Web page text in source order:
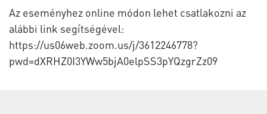
Az eseményhez online módon lehet csatlakozni az
alábbi link segítségével:
https://us06web.zoom.us/j/3612246778?
pwd=dXRHZ0I3YWw5bjA0elpSS3pYQzgrZz09